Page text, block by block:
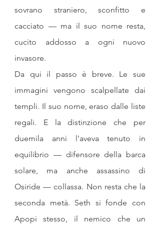
sovrano straniero, sconfitto e
cacciato — ma il suo nome resta,
cucito addosso a ogni nuovo
invasore.
Da qui il passo è breve. Le sue
immagini vengono scalpellate dai
templi. Il suo nome, eraso dalle liste
regali. E la distinzione che per
duemila anni l'aveva tenuto in
equilibrio — difensore della barca
solare, ma anche assassino di
Osiride — collassa. Non resta che la
seconda metà. Seth si fonde con
Apopi stesso, il nemico che un